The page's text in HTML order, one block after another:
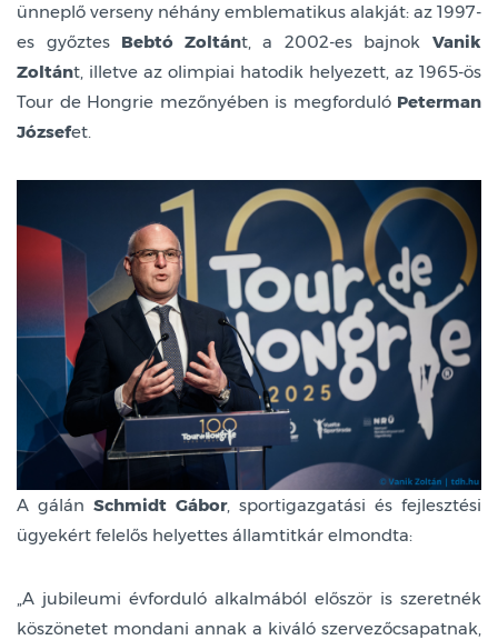
ünneplő verseny néhány emblematikus alakját: az 1997-
es győztes Bebtó Zoltánt, a 2002-es bajnokVanik
Zoltánt, illetve az olimpiai hatodik helyezett, az 1965-ös
Tour de Hongrie mezőnyében is megforduló Peterman
Józsefet.
A gálánSchmidt Gábor, sportigazgatási és fejlesztési
ügyekért felelős helyettes államtitkár elmondta:
„A jubileumi évforduló alkalmából először is szeretnék
köszönetet mondani annak a kiváló szervezőcsapatnak,